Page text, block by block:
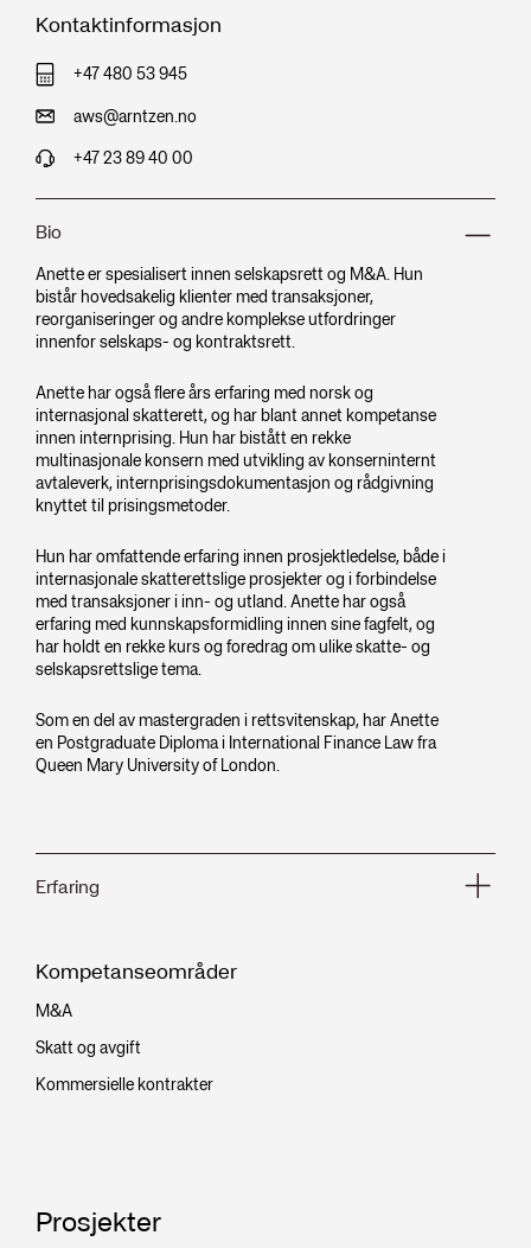
Kompetanseområder
M&A
Skatt og avgift
Kommersielle kontrakter
Kontaktinformasjon
+47 480 53 945
aws@arntzen.no
+47 23 89 40 00
Bio
Anette er spesialisert innen selskapsrett og M&A. Hun
bistår hovedsakelig klienter med transaksjoner,
reorganiseringer og andre komplekse utfordringer
innenfor selskaps- og kontraktsrett.
Anette har også flere års erfaring med norsk og
internasjonal skatterett, og har blant annet kompetanse
innen internprising. Hun har bistått en rekke
multinasjonale konsern med utvikling av konserninternt
avtaleverk, internprisingsdokumentasjon og rådgivning
knyttet til prisingsmetoder.
Hun har omfattende erfaring innen prosjektledelse, både i
internasjonale skatterettslige prosjekter og i forbindelse
med transaksjoner i inn- og utland. Anette har også
erfaring med kunnskapsformidling innen sine fagfelt, og
har holdt en rekke kurs og foredrag om ulike skatte- og
selskapsrettslige tema.
Som en del av mastergraden i rettsvitenskap, har Anette
en Postgraduate Diploma i International Finance Law fra
Queen Mary University of London.
Erfaring
Arntzen Grette
Senioradvokat
2025
Arntzen Grette
Fast advokat
Prosjekter